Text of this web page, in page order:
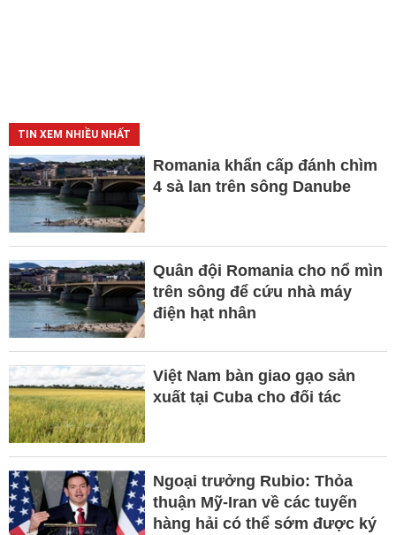
TIN XEM NHIỀU NHẤT
Romania khẩn cấp đánh chìm
4 sà lan trên sông Danube
Quân đội Romania cho nổ mìn
trên sông để cứu nhà máy
điện hạt nhân
Việt Nam bàn giao gạo sản
xuất tại Cuba cho đối tác
Ngoại trưởng Rubio: Thỏa
thuận Mỹ-Iran về các tuyến
hàng hải có thể sớm được ký